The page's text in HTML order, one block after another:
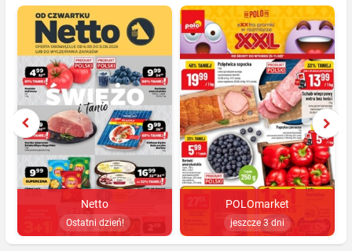
Netto
Ostatni dzień!
POLOmarket
jeszcze 3 dni